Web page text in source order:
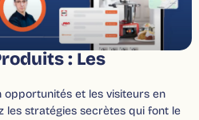
: Les
opportunités et les visiteurs en
les stratégies secrètes qui font le